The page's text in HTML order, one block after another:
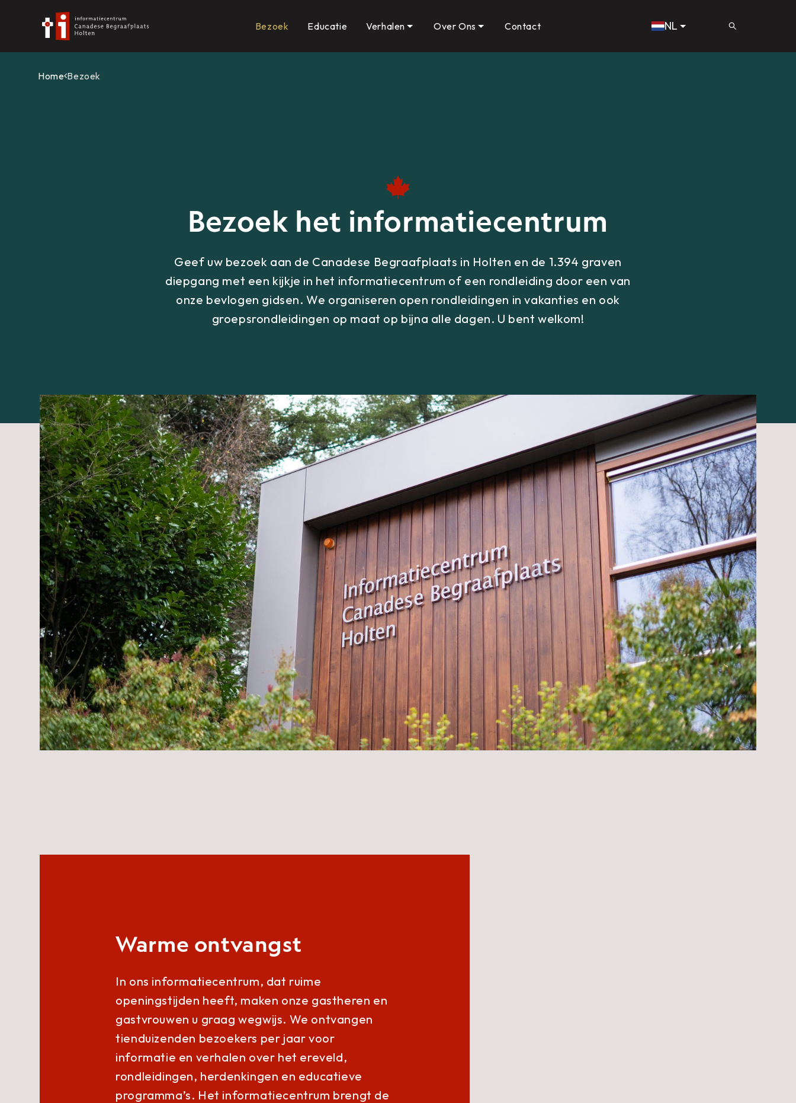
Bezoek Educatie Verhalen Over Ons Contact NL
Home Bezoek
Bezoek het informatiecentrum
Geef uw bezoek aan de Canadese Begraafplaats in Holten en de 1.394 graven
diepgang met een kijkje in het informatiecentrum of een rondleiding door een van
onze bevlogen gidsen. We organiseren open rondleidingen in vakanties en ook
groepsrondleidingen op maat op bijna alle dagen. U bent welkom!
Warme ontvangst
In ons informatiecentrum, dat ruime
openingstijden heeft, maken onze gastheren en
gastvrouwen u graag wegwijs. We ontvangen
tienduizenden bezoekers per jaar voor
informatie en verhalen over het ereveld,
rondleidingen, herdenkingen en educatieve
programma’s. Het informatiecentrum brengt de